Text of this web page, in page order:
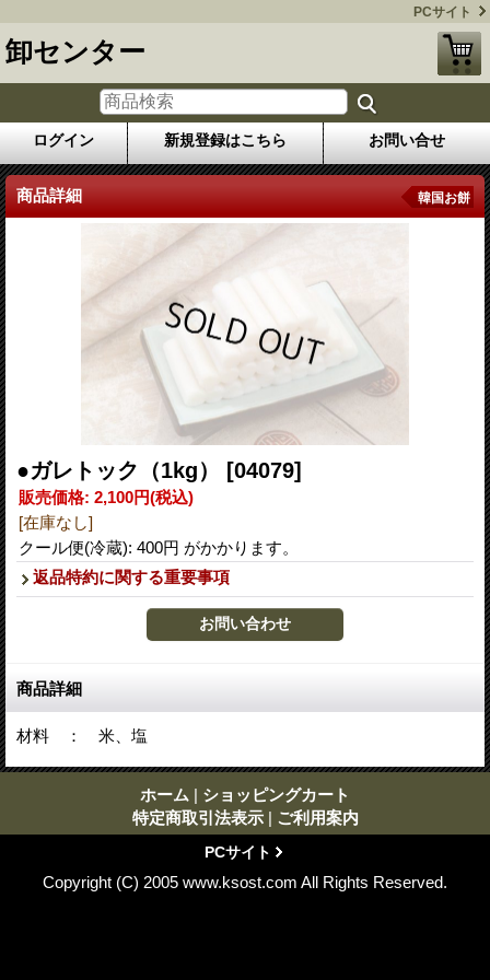
PCサイト
卸センター
ログイン 新規登録はこちら お問い合せ
商品詳細 韓国お餅
●ガレトック（1kg） [04079]
販売価格: 2,100円(税込)
[在庫なし]
クール便(冷蔵): 400円 がかかります。
返品特約に関する重要事項
商品詳細
材料 ： 米、塩
ホーム | ショッピングカート
特定商取引法表示 | ご利用案内
PCサイト
Copyright (C) 2005 www.ksost.com All Rights Reserved.